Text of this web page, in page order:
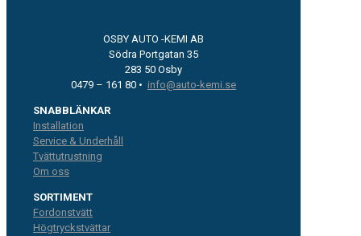
OSBY AUTO -KEMI AB
Södra Portgatan 35
283 50 Osby
0479 – 161 80 • info@auto-kemi.se
SNABBLÄNKAR
Installation
Service & Underhåll
Tvättutrustning
Om oss
SORTIMENT
Fordonstvätt
Högtryckstvättar